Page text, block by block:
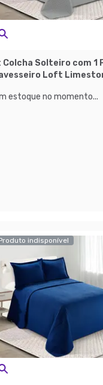
Colcha Solteiro com 1
Loft
estoque no momento...
indisponível